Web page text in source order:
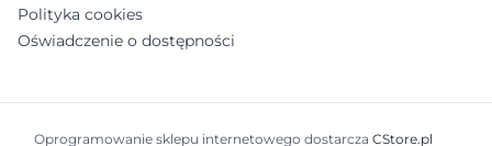
Polityka cookies
Oświadczenie o dostępności
Oprogramowanie sklepu internetowego dostarcza CStore.pl